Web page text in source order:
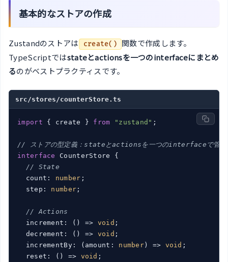
基本的なストアの作成
Zustandのストアは create()
関数で作成します。
TypeScriptではstateとactionsを一つのinterfaceにまとめ
るのがベストプラクティスです。
src/stores/counterStore.ts
import { create } from "zustand" ;
// ストアの型定義：stateとactionsを一つのinterfaceで管理
interface
CounterStore {
// State
  count:
number ;
  step:
number ;
// Actions
  increment:
() => void ;
  decrement:
() => void ;
  incrementBy:
( amount: number ) => void ;
  reset:
() => void ;